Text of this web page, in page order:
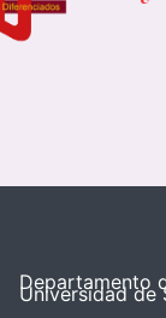
Departamento
Universidad de